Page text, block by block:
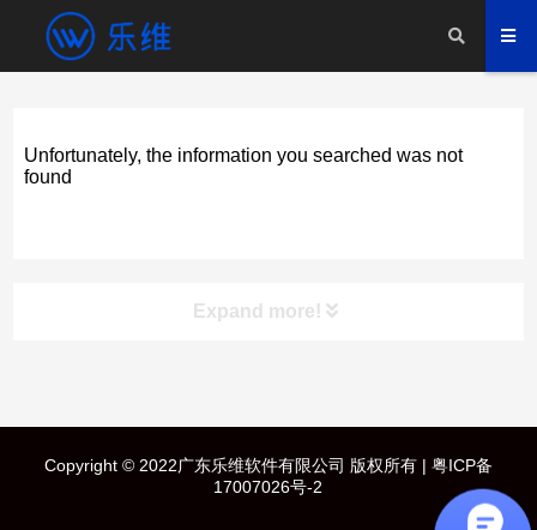
Unfortunately, the information you searched was not
found
Expand more!
Copyright © 2022广东乐维软件有限公司 版权所有 | 粤ICP备
17007026号-2